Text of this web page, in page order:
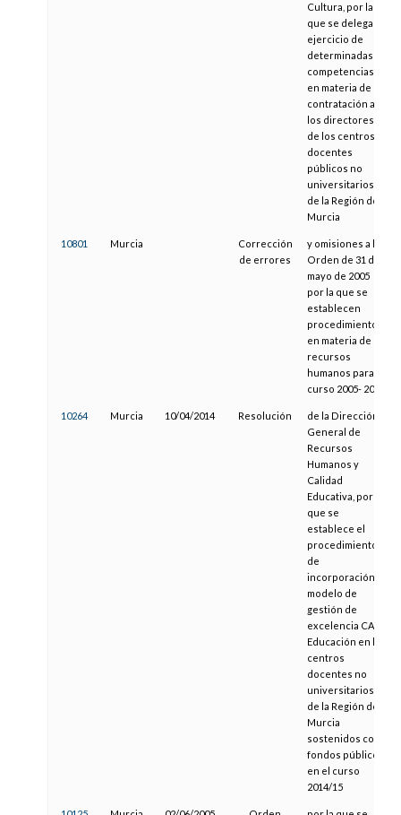
Cultura, por la
que se delega el
ejercicio de
determinadas
competencias
en materia de
contratación a
los directores
de los centros
docentes
públicos no
universitarios
de la Región de
Murcia
10801 Murcia
Corrección
de errores
y omisiones a la
Orden de 31 de
mayo de 2005
por la que se
establecen
procedimientos
en materia de
recursos
humanos para el
curso 2005- 2006.
10264 Murcia 10/04/2014 Resolución
de la Dirección
General de
Recursos
Humanos y
Calidad
Educativa, por la
que se
establece el
procedimiento
de
incorporación al
modelo de
gestión de
excelencia CAF
Educación en los
centros
docentes no
universitarios
de la Región de
Murcia
sostenidos con
fondos públicos
en el curso
2014/15